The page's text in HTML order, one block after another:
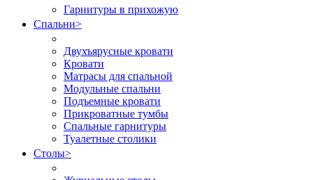
Гарнитуры в прихожую
Спальни>
Двухъярусные кровати
Кровати
Матрасы для спальной
Модульные спальни
Подъемные кровати
Прикроватные тумбы
Спальные гарнитуры
Туалетные столики
Столы>